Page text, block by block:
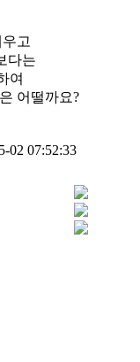
고
다는
여
어떨까요?
02 07:52:33